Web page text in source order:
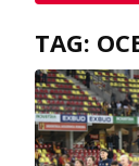
TAG: